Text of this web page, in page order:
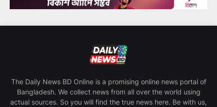
The Daily News BD Online is a promising online news portal of
Bangladesh. We collect news from all over the world using
actual sources. So you will find the true news here. Be with us,